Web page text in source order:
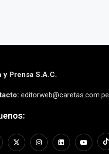
y Prensa S.A.C.
editorweb@caretas.com.pe